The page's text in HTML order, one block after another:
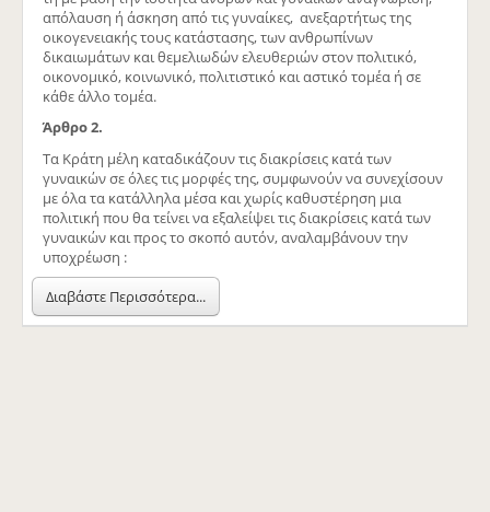
απόλαυση ή άσκηση από τις γυναίκες, ανεξαρτήτως της
οικογενειακής τους κατάστασης, των ανθρωπίνων
δικαιωμάτων και θεμελιωδών ελευθεριών στον πολιτικό,
οικονομικό, κοινωνικό, πολιτιστικό και αστικό τομέα ή σε
κάθε άλλο τομέα.
Άρθρο 2.
Τα Κράτη μέλη καταδικάζουν τις διακρίσεις κατά των
γυναικών σε όλες τις μορφές της, συμφωνούν να συνεχίσουν
με όλα τα κατάλληλα μέσα και χωρίς καθυστέρηση μια
πολιτική που θα τείνει να εξαλείψει τις διακρίσεις κατά των
γυναικών και προς το σκοπό αυτόν, αναλαμβάνουν την
υποχρέωση :
Διαβάστε Περισσότερα...